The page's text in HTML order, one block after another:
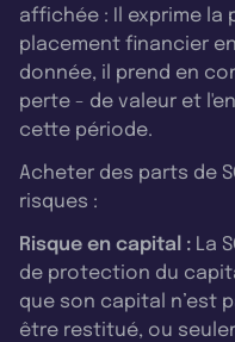
affichée : Il exprime la
placement financier
donnée, il prend en
perte - de valeur et
cette période.
Acheter des parts de
risques :
Risque en capital : La
de protection du
que son capital n’est
être restitué, ou